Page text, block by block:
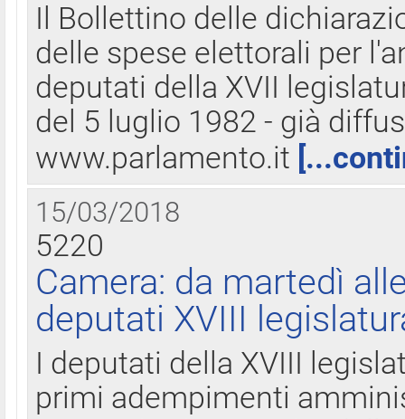
Il Bollettino delle
delle spese elettorali per
deputati della XVII
del 5 luglio 1982 - già
www.parlamento.it
15/03/2018
5220
Camera: da martedì
deputati XVIII
I deputati della XVIII
primi adempimenti